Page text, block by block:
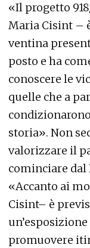
«Il progetto
Maria Cisint –
ventina
posto e ha
conoscere le
quelle che a
storia». Non
valorizzare il
cominciare dal
«Accanto ai
Cisint– è
promuovere